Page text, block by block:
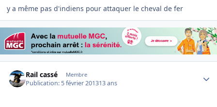
y a même pas d'indiens pour attaquer le cheval de fer
Rail cassé Membre
Publication: 5 février 201313 ans